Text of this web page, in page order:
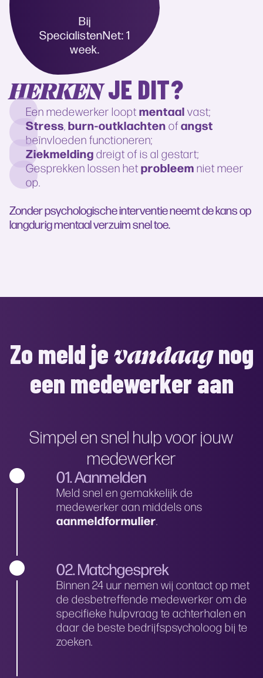
HERKENJE DIT?
Een medewerker loopt mentaal vast;
Stress burn-outklachten of angst
beïnvloeden functioneren;
Ziekmelding dreigt of is al gestart;
Gesprekken lossen het probleem niet meer
op.
Zonder psychologische interventie neemt de kans op
langdurig mentaal verzuim snel toe.
Bij
SpecialistenNet: 1
week.
Zo meld jevandaagnog
een medewerker aan
Simpel en snel hulp voor jouw
medewerker
01. Aanmelden
Meld snel en gemakkelijk de
medewerker aan middels ons
aanmeldformulier
02. Matchgesprek
Binnen 24 uur nemen wij contact op met
de desbetreffende medewerker om de
specifieke hulpvraag te achterhalen en
daar de beste bedrijfspsycholoog bij te
zoeken.